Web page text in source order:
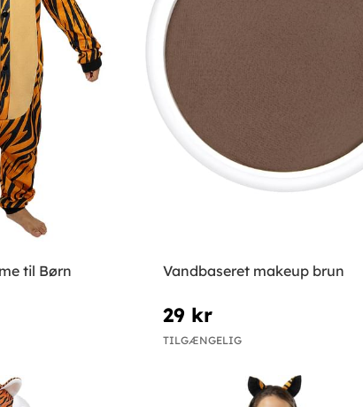
til Børn Vandbaseret makeup brun
29 kr
TILGÆNGELIG